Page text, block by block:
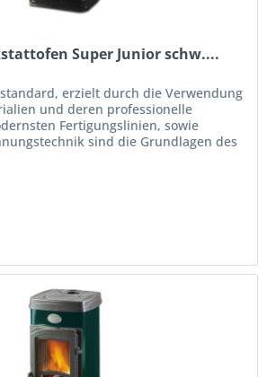
Super Junior schw....
erzielt durch die Verwendung
und deren professionelle
Fertigungslinien, sowie
sind die Grundlagen des